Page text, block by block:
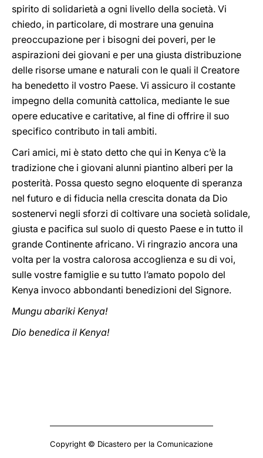
spirito di solidarietà a ogni livello della società. Vi
chiedo, in particolare, di mostrare una genuina
preoccupazione per i bisogni dei poveri, per le
aspirazioni dei giovani e per una giusta distribuzione
delle risorse umane e naturali con le quali il Creatore
ha benedetto il vostro Paese. Vi assicuro il costante
impegno della comunità cattolica, mediante le sue
opere educative e caritative, al fine di offrire il suo
specifico contributo in tali ambiti.
Cari amici, mi è stato detto che qui in Kenya c’è la
tradizione che i giovani alunni piantino alberi per la
posterità. Possa questo segno eloquente di speranza
nel futuro e di fiducia nella crescita donata da Dio
sostenervi negli sforzi di coltivare una società solidale,
giusta e pacifica sul suolo di questo Paese e in tutto il
grande Continente africano. Vi ringrazio ancora una
volta per la vostra calorosa accoglienza e su di voi,
sulle vostre famiglie e su tutto l’amato popolo del
Kenya invoco abbondanti benedizioni del Signore.
Mungu abariki Kenya!
Dio benedica il Kenya!
Copyright © Dicastero per la Comunicazione